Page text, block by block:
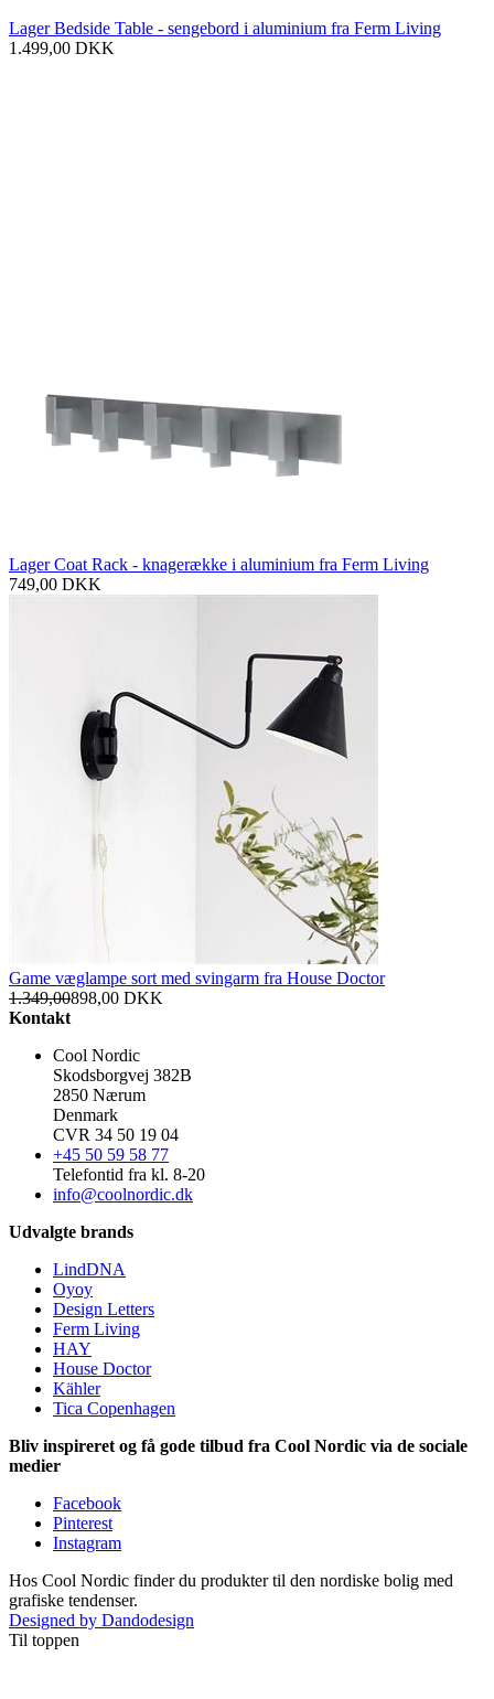
Lager Bedside Table - sengebord i aluminium fra Ferm Living
1.499,00 DKK
Lager Coat Rack - knagerække i aluminium fra Ferm Living
749,00 DKK
Game væglampe sort med svingarm fra House Doctor
1.349,00898,00 DKK
Kontakt
Cool Nordic
Skodsborgvej 382B
2850 Nærum
Denmark
CVR 34 50 19 04
+45 50 59 58 77
Telefontid fra kl. 8-20
info@coolnordic.dk
Udvalgte brands
LindDNA
Oyoy
Design Letters
Ferm Living
HAY
House Doctor
Kähler
Tica Copenhagen
Bliv inspireret og få gode tilbud fra Cool Nordic via de sociale
medier
Facebook
Pinterest
Instagram
Hos Cool Nordic finder du produkter til den nordiske bolig med
grafiske tendenser.
Designed by Dandodesign
Til toppen